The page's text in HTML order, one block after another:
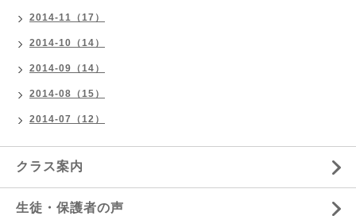
2014-11（17）
2014-10（14）
2014-09（14）
2014-08（15）
2014-07（12）
クラス案内
生徒・保護者の声